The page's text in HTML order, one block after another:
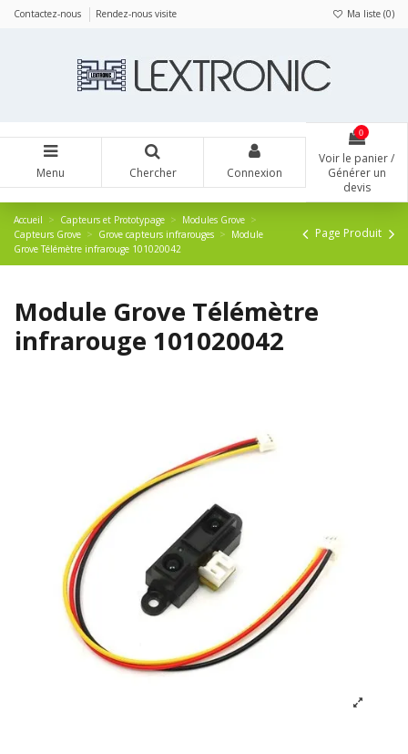
Contactez-nous Rendez-nous visite Ma liste (0)
Menu Chercher Connexion
0
Voir le panier /
Générer un
devis
Accueil Capteurs et Prototypage
Modules Grove
Capteurs Grove
Grove capteurs infrarouges
Module
Grove Télémètre infrarouge 101020042
Page Produit
Module Grove Télémètre
infrarouge 101020042
Panneau de gestion des cookies